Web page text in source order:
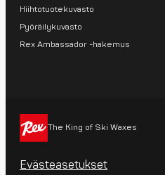
Hiihtotuotekuvasto
Pyöräilykuvasto
Rex Ambassador -hakemus
The King of Ski Waxes
Evästeasetukset